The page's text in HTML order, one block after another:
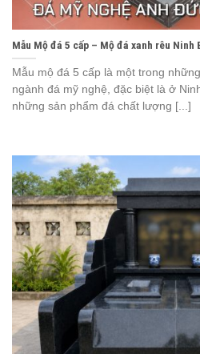
Mẫu Mộ đá 5 cấp – Mộ đá xanh rêu Ninh
Mẫu mộ đá 5 cấp là một trong
ngành đá mỹ nghệ, đặc biệt là ở
những sản phẩm đá chất lượng [...]